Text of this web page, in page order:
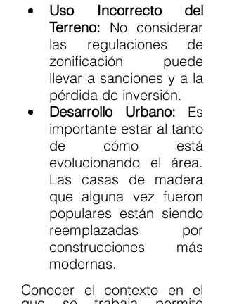
Uso Incorrecto del
Terreno: No considerar
las regulaciones de
zonificación puede
llevar a sanciones y a la
pérdida de inversión.
Desarrollo Urbano: Es
importante estar al tanto
de cómo está
evolucionando el área.
Las casas de madera
que alguna vez fueron
populares están siendo
reemplazadas por
construcciones más
modernas.
Conocer el contexto en el